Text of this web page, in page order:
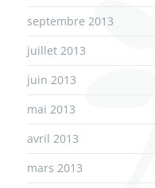
septembre 2013
juillet 2013
juin 2013
mai 2013
avril 2013
mars 2013